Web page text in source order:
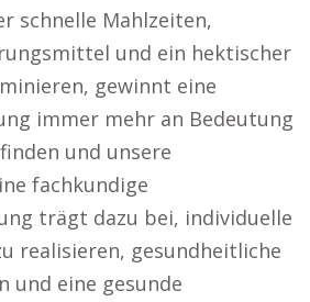
schnelle Mahlzeiten,
und ein hektischer
gewinnt eine
immer mehr an Bedeutung
und unsere
fachkundige
trägt dazu bei, individuelle
realisieren, gesundheitliche
und eine gesunde